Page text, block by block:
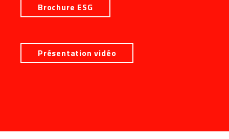
Brochure ESG
Présentation vidéo